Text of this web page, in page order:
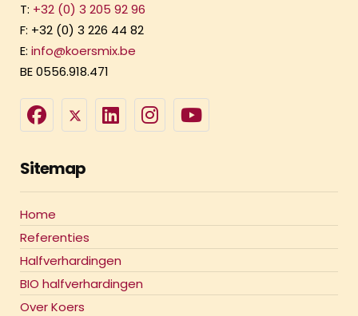
T: +32 (0) 3 205 92 96
F: +32 (0) 3 226 44 82
E: info@koersmix.be
BE 0556.918.471
Sitemap
Home
Referenties
Halfverhardingen
BIO halfverhardingen
Over Koers